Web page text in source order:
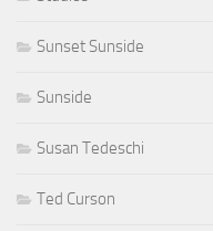
Sunset Sunside
Sunside
Susan Tedeschi
Ted Curson